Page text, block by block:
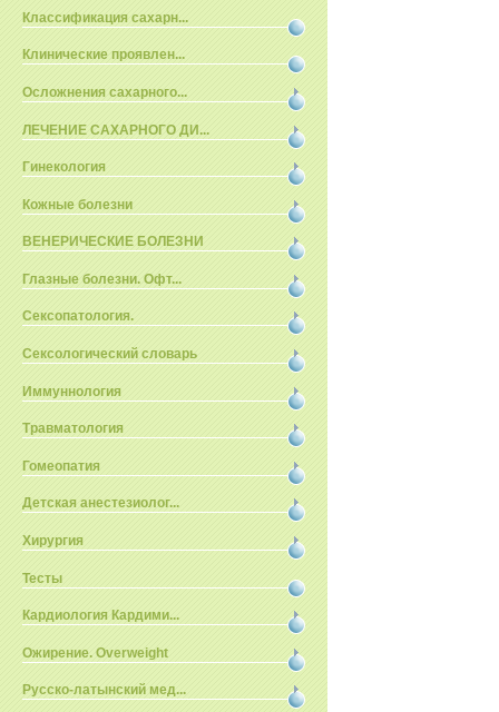
Классификация сахарн...
Клинические проявлен...
Осложнения сахарного...
ЛЕЧЕНИЕ САХАРНОГО ДИ...
Гинекология
Кожные болезни
ВЕНЕРИЧЕСКИЕ БОЛЕЗНИ
Глазные болезни. Офт...
Сексопатология.
Сексологический словарь
Иммуннология
Травматология
Гомеопатия
Детская анестезиолог...
Хирургия
Тесты
Кардиология Кардими...
Ожирение. Overweight
Русско-латынский мед...